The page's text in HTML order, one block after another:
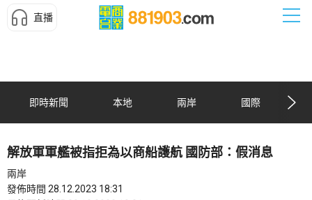
直播
即時新聞 本地 兩岸 國際
解放軍軍艦被指拒為以商船護航 國防部：假消息
兩岸
發佈時間 28.12.2023 18:31